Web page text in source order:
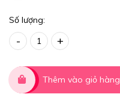
Số lượng:
- +
Thêm vào giỏ hàng